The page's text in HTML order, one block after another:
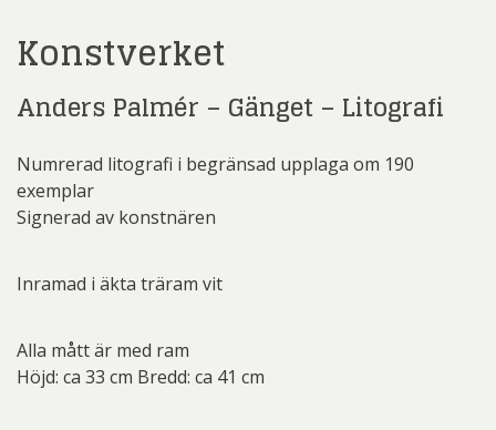
Konstverket
Anders Palmér – Gänget – Litografi
Numrerad litografi i begränsad upplaga om 190
exemplar
Signerad av konstnären
Inramad i äkta träram vit
Alla mått är med ram
Höjd: ca 33 cm Bredd: ca 41 cm